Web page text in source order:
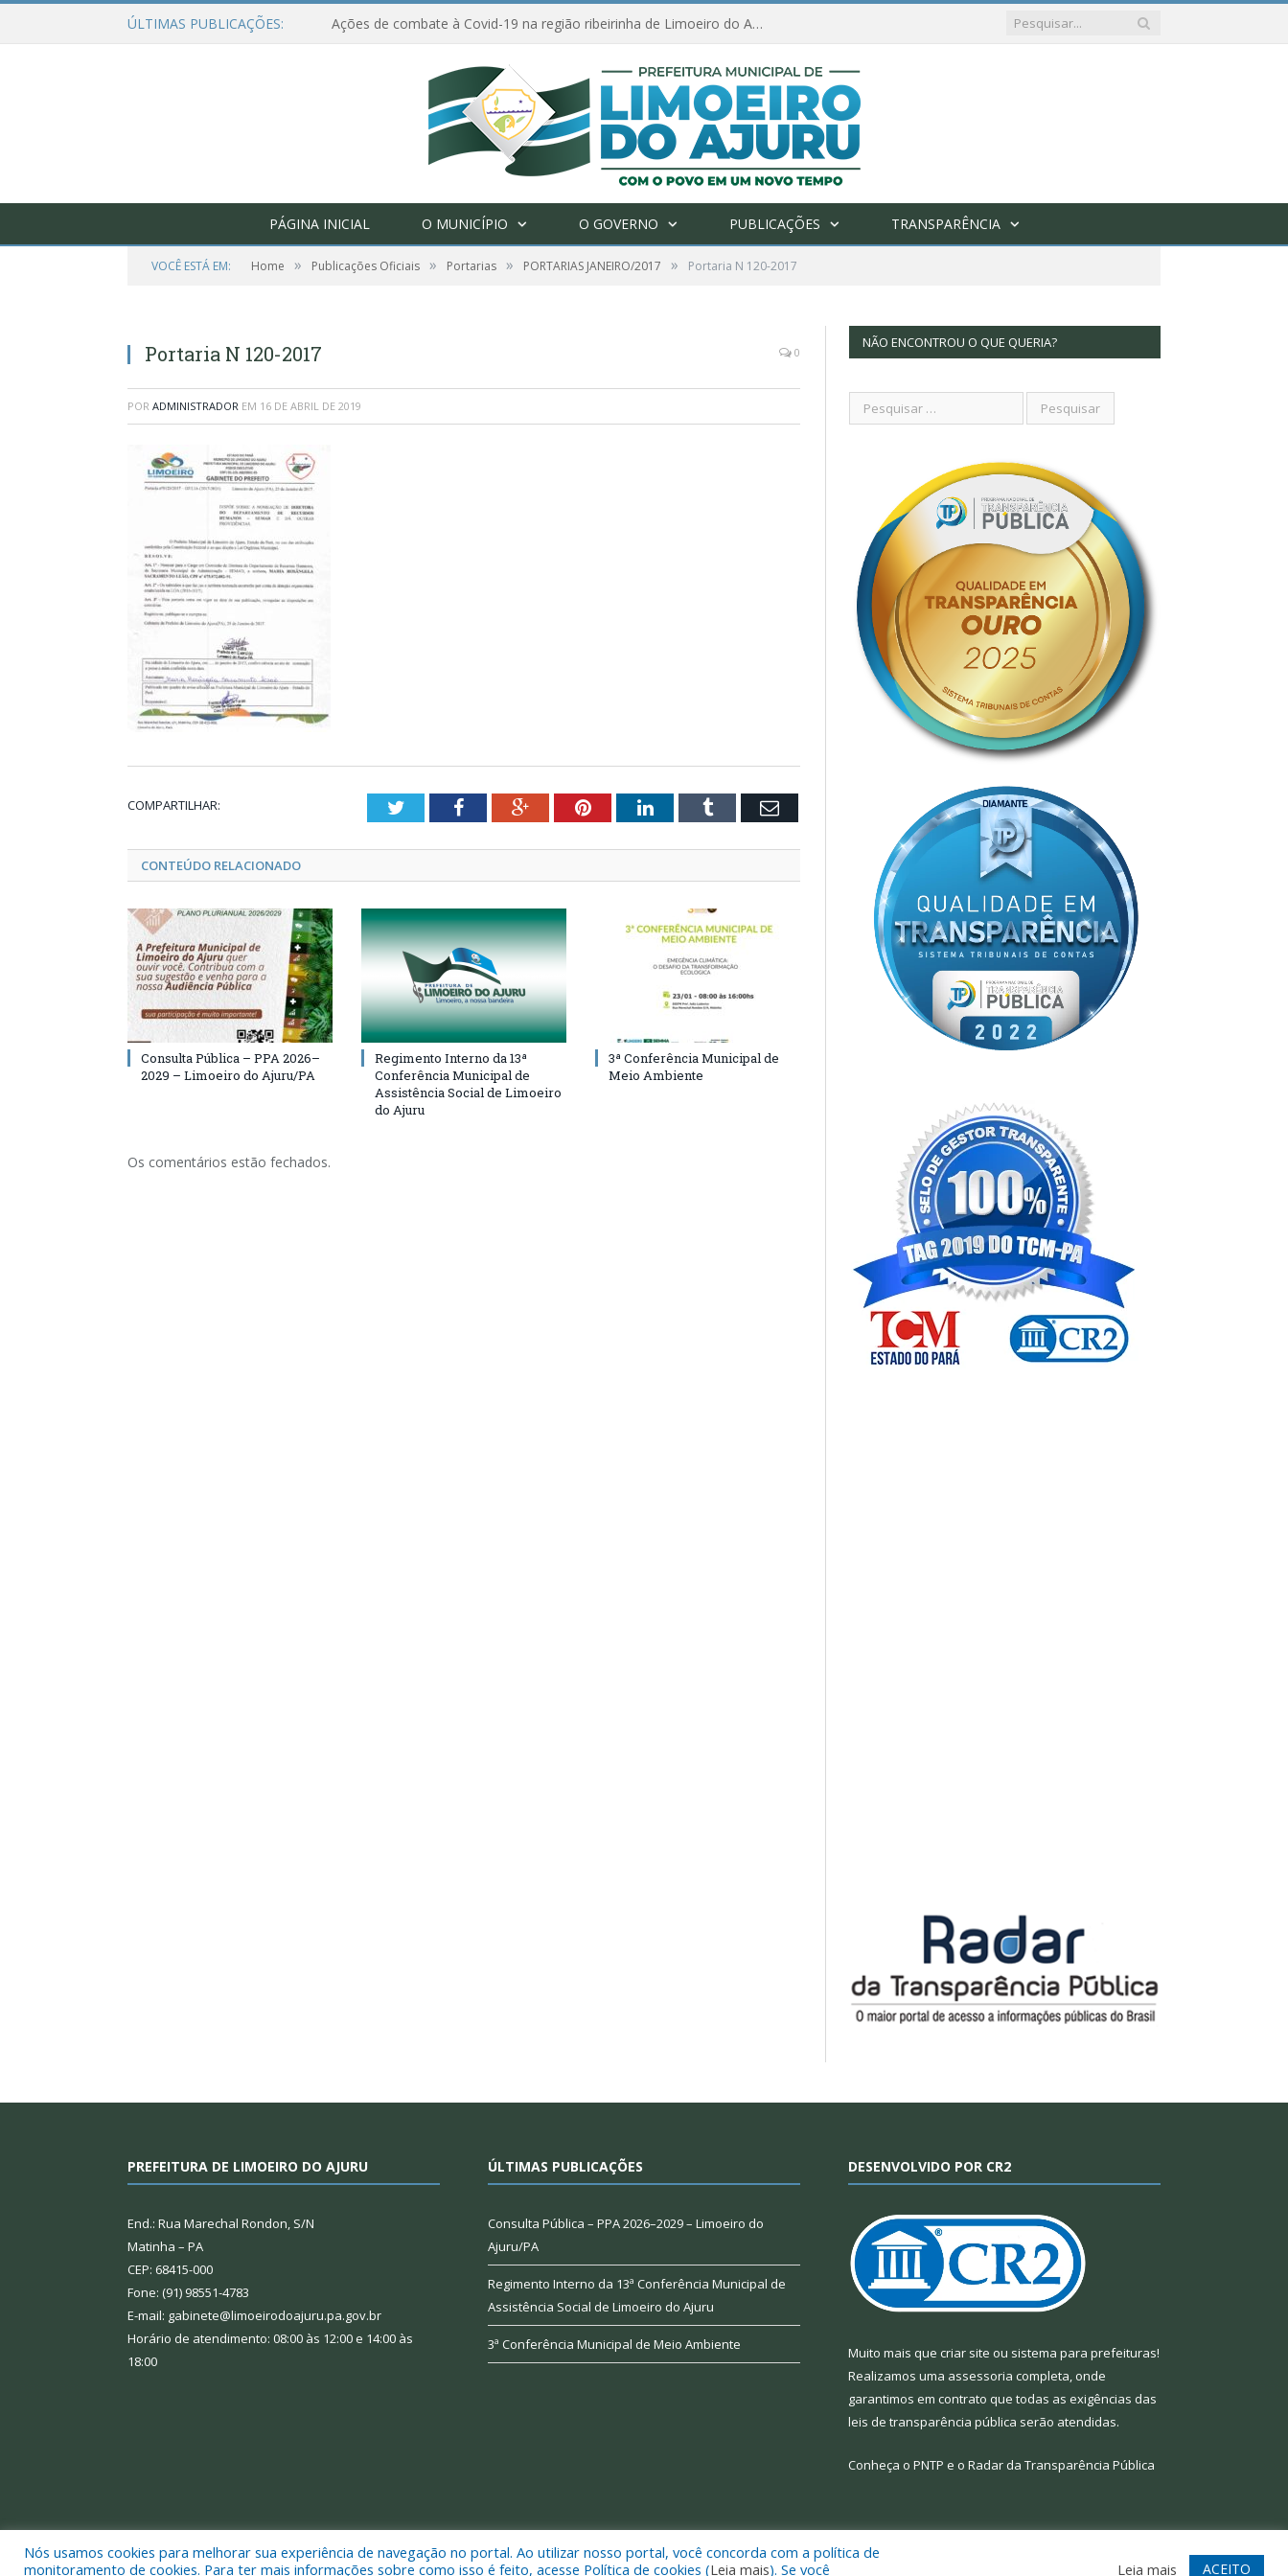
ÚLTIMAS PUBLICAÇÕES: Ações de combate à Covid-19 na região ribeirinha de Limoeiro do Ajuru continuam
PÁGINA INICIAL O MUNICÍPIO O GOVERNO PUBLICAÇÕES TRANSPARÊNCIA
VOCÊ ESTÁ EM: Home » Publicações Oficiais » Portarias » PORTARIAS JANEIRO/2017 » Portaria N 120-2017
Portaria N 120-2017 0
POR ADMINISTRADOR EM 16 DE ABRIL DE 2019
COMPARTILHAR: TwitterFacebookGoogle+PinterestLinkedInTumblr Email
CONTEÚDO RELACIONADO
Consulta Pública – PPA 2026–
2029 – Limoeiro do Ajuru/PA
Regimento Interno da 13ª
Conferência Municipal de
Assistência Social de Limoeiro
do Ajuru
3ª Conferência Municipal de
Meio Ambiente
Os comentários estão fechados.
NÃO ENCONTROU O QUE QUERIA?
PREFEITURA DE LIMOEIRO DO AJURU
End.: Rua Marechal Rondon, S/N
Matinha – PA
CEP: 68415-000
Fone: (91) 98551-4783
E-mail: gabinete@limoeirodoajuru.pa.gov.br
Horário de atendimento: 08:00 às 12:00 e 14:00 às
18:00
ÚLTIMAS PUBLICAÇÕES
Consulta Pública – PPA 2026–2029 – Limoeiro do
Ajuru/PA
Regimento Interno da 13ª Conferência Municipal de
Assistência Social de Limoeiro do Ajuru
3ª Conferência Municipal de Meio Ambiente
DESENVOLVIDO POR CR2
Muito mais que criar site ou sistema para prefeituras!
Realizamos uma assessoria completa, onde
garantimos em contrato que todas as exigências das
leis de transparência pública serão atendidas.
Conheça o PNTP e o Radar da Transparência Pública
Todos os direitos reservados a Prefeitura Municipal de Limoeiro do Ajuru. Mapa do Site Acessar Webmail
Nós usamos cookies para melhorar sua experiência de navegação no portal. Ao utilizar nosso portal, você concorda com a política de
monitoramento de cookies. Para ter mais informações sobre como isso é feito, acesse Política de cookies (Leia mais). Se você Leia mais ACEITO